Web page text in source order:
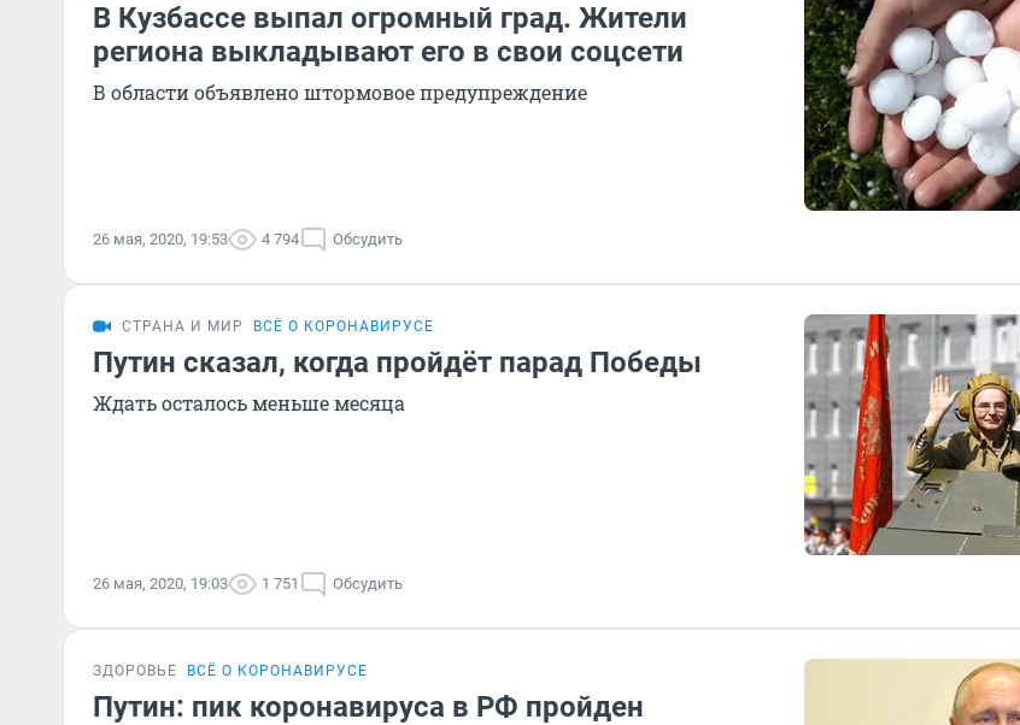
В Кузбассе выпал огромный град. Жители
региона выкладывают его в свои соцсети
В области объявлено штормовое предупреждение
26 мая, 2020, 19:53 4 794 Обсудить
СТРАНА И МИР ВСЁ О КОРОНАВИРУСЕ
Путин сказал, когда пройдёт парад Победы
Ждать осталось меньше месяца
26 мая, 2020, 19:03 1 751 Обсудить
ЗДОРОВЬЕ ВСЁ О КОРОНАВИРУСЕ
Путин: пик коронавируса в РФ пройден